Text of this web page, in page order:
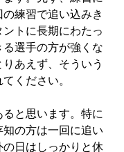
練習で追い込みき
トに長期にわたっ
選手の方が強くな
あえず、そういう
ください。
と思います。特に
の方は一回に追い
日はしっかりと休